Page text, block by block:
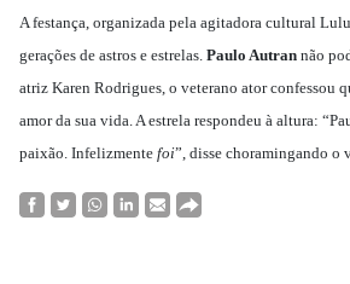
A festança, organizada pela agitadora cultural
gerações de astros e estrelas. Paulo Autran não
atriz Karen Rodrigues, o veterano ator confessou
amor da sua vida. A estrela respondeu à altura:
paixão. Infelizmente foi”, disse choramingando o